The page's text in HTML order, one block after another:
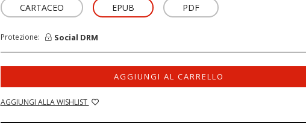
CARTACEO EPUB PDF
Protezione: Social DRM
AGGIUNGI AL CARRELLO
AGGIUNGI ALLA WISHLIST